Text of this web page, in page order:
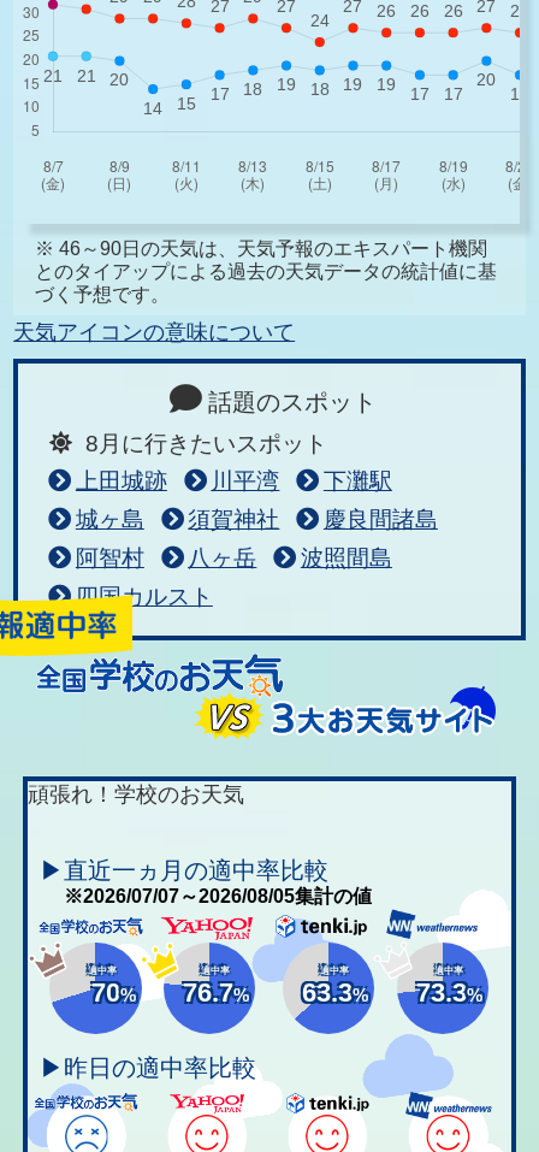
※ 46～90日の天気は、天気予報のエキスパート機関
とのタイアップによる過去の天気データの統計値に基
づく予想です。
天気アイコンの意味について
話題のスポット
8月に行きたいスポット
上田城跡
川平湾
下灘駅
城ヶ島
須賀神社
慶良間諸島
阿智村
八ヶ岳
波照間島
四国カルスト
頑張れ！学校のお天気
▶直近一ヵ月の適中率比較
※2026/07/07～2026/08/05集計の値
適中率
70%
適中率
76.7%
適中率
63.3%
適中率
73.3%
▶昨日の適中率比較